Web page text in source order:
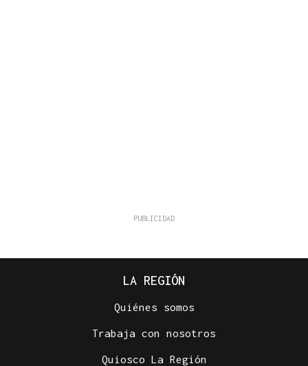
LA REGIÓN
Quiénes somos
Trabaja con nosotros
Quiosco La Región